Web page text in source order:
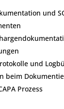
und
und
beim
Prozess